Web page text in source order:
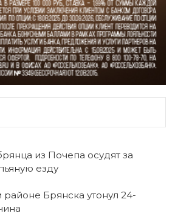
из Почепа осудят за
езду
Брянска утонул 24-